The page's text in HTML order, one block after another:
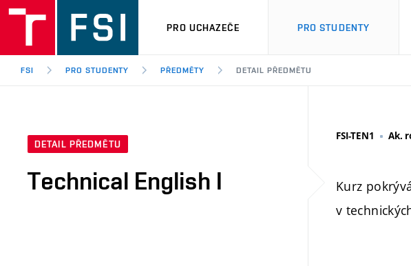
PRO UCHAZEČE PRO STUDENTY
FSI PRO STUDENTY PŘEDMĚTY DETAIL PŘEDMĚTU
DETAIL PŘEDMĚTU
Technical English I
FSI-TEN1 Ak.
Kurz
v